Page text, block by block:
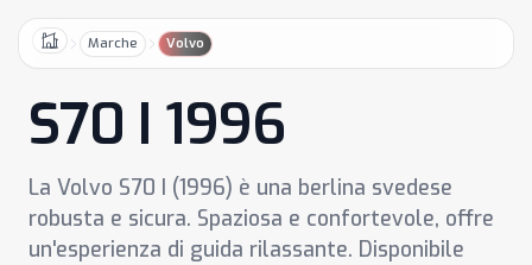
HomeMarche Volvo
S70 I 1996
La Volvo S70 I (1996) è una berlina svedese
robusta e sicura. Spaziosa e confortevole, offre
un'esperienza di guida rilassante. Disponibile